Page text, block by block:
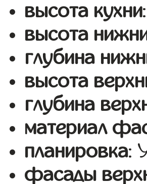
высота кухни
высота
глубина
высота
глубина
материал
планировка:
фасады